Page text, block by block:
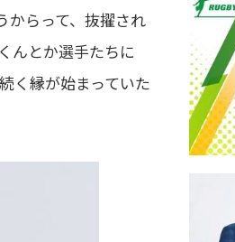
からって、抜擢され
んとか選手たちに
く縁が始まっていた